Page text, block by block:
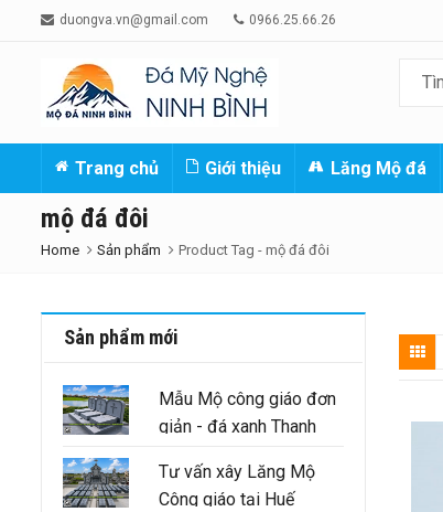
duongva.vn@gmail.com 0966.25.66.26
Trang chủ Giới thiệu Lăng Mộ đá
mộ đá đôi
Home Sản phẩm Product Tag - mộ đá đôi
Sản phẩm mới
Mẫu Mộ công giáo đơn
giản - đá xanh Thanh
Tư vấn xây Lăng Mộ
Công giáo tại Huế